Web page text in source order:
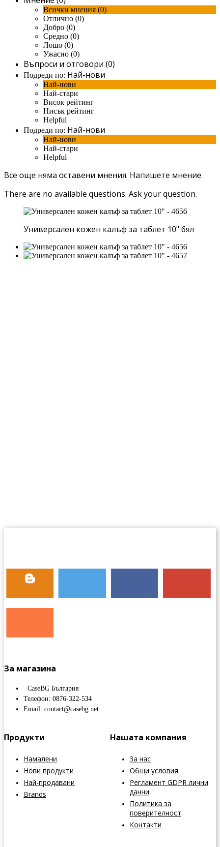
Всички мнения (0)
Отлично (0)
Добро (0)
Средно (0)
Лошо (0)
Ужасно (0)
Въпроси и отговори (0)
Подреди по: Най-нови
Най-нови
Най-стари
Висок рейтинг
Нисък рейтинг
Helpful
Подреди по: Най-нови
Най-нови
Най-стари
Helpful
Все още няма оставени мнения. Напишете мнение
There are no available questions. Ask your question.
Универсален кожен калъф за таблет 10" бял
За магазина
CaseBG България
Телефон: 0876-322-534
Email: contact@casebg.net
Продукти
Намалени
Нови продукти
Най-продавани
Brands
Нашата компания
За нас
Общи условия
Регламент GDPR лични
данни
Политика за
поверителност
Контакти